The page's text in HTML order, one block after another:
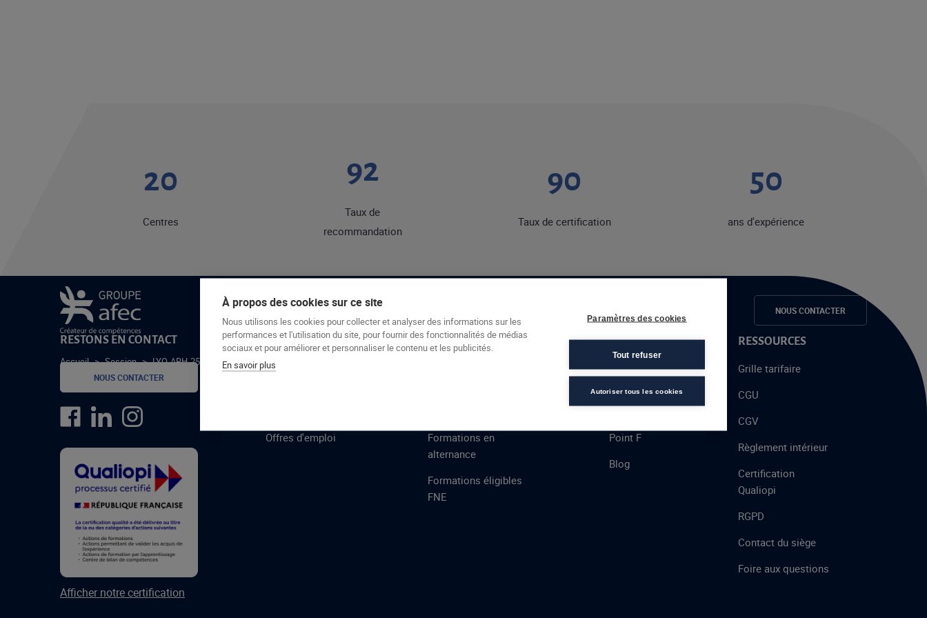
Le groupe Afec Formations Espace candidats NOUS CONTACTER
Accueil > Session > LYO-ARH-25-1-C
20
Centres
92
Taux de
recommandation
90
Taux de certification
50
ans d'expérience
RESTONS EN CONTACT
NOUS CONTACTER
Afficher notre certification
GROUPE AFEC
Formations
Offres d'emploi
PRESTATIONS
Formations en
alternance
Formations éligibles
FNE
À PROPOS
Talent
Point F
Blog
RESSOURCES
Grille tarifaire
CGU
CGV
Règlement intérieur
Certification
Qualiopi
RGPD
Contact du siège
Foire aux questions
À propos des cookies sur ce site
Nous utilisons les cookies pour collecter et analyser des informations sur les
performances et l'utilisation du site, pour fournir des fonctionnalités de médias
sociaux et pour améliorer et personnaliser le contenu et les publicités.
En savoir plus
Paramètres des cookies
Tout refuser
Autoriser tous les cookies